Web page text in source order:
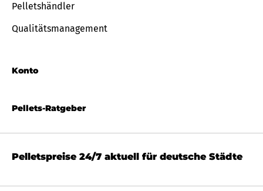
Pellets-Ratgeber
Pelletshändler
Qualitätsmanagement
Konto
Pelletspreise 24/7 aktuell für deutsche Städte